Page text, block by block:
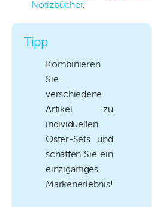
Notizbücher.
Tipp
Kombinieren
Sie
verschiedene
Artikel zu
individuellen
Oster-Sets und
schaffen Sie ein
einzigartiges
Markenerlebnis!